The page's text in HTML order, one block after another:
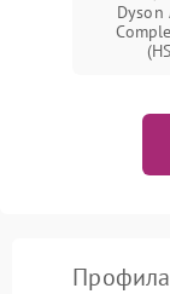
Dyson